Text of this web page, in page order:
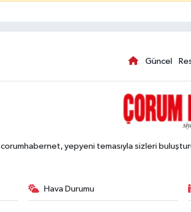
Güncel
corumhabernet, yepyeni temasıyla sizleri
Hava Durumu